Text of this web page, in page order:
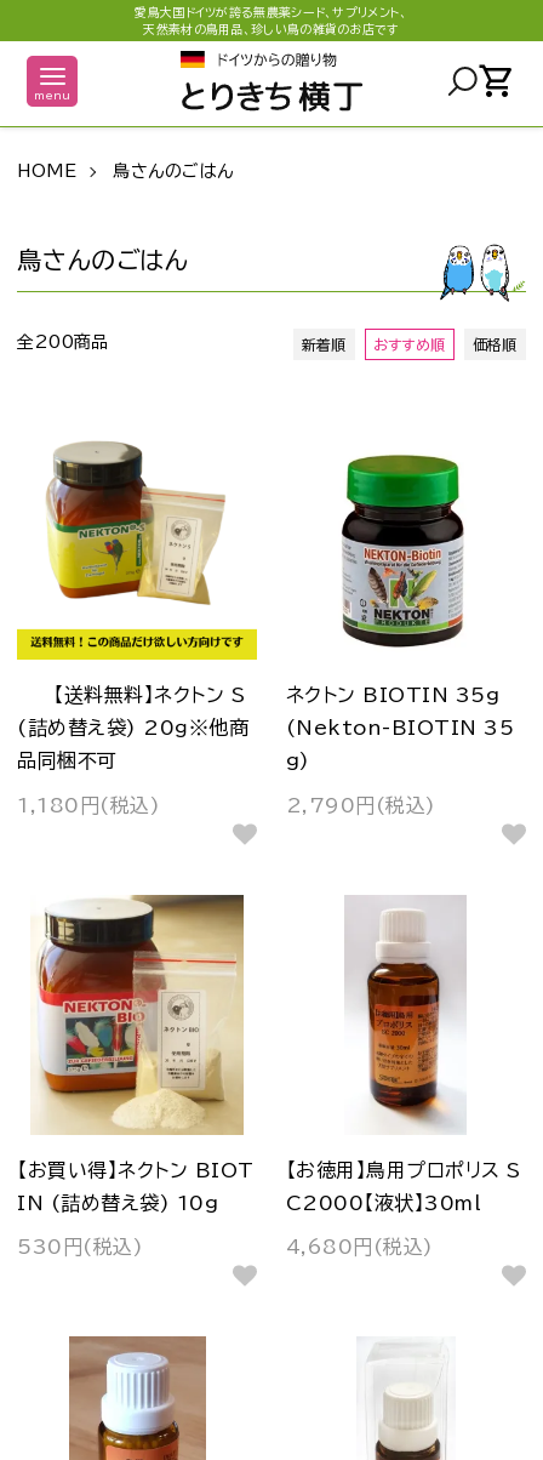
愛鳥大国ドイツが誇る無農薬シード、サプリメント、
天然素材の鳥用品、珍しい鳥の雑貨のお店です
menu shopping_cart
HOME 鳥さんのごはん
鳥さんのごはん
全200商品 新着順 おすすめ順 価格順
【送料無料】ネクトン S
(詰め替え袋) 20ｇ※他商
品同梱不可
1,180円(税込)
ネクトン BIOTIN 35g
(Nekton-BIOTIN 35
g)
2,790円(税込)
【お買い得】ネクトン BIOT
IN (詰め替え袋) 10g
530円(税込)
【お徳用】鳥用プロポリス S
C2000【液状】30ml
4,680円(税込)